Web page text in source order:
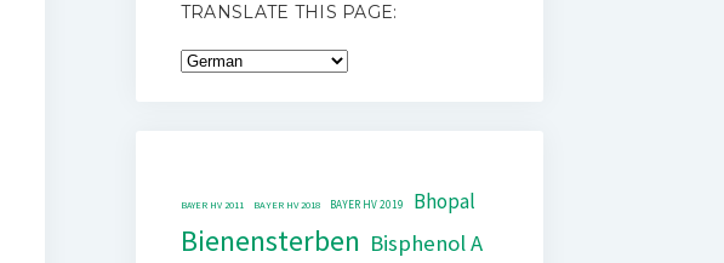
TRANSLATE THIS PAGE:
BAYER HV 2011 BAYER HV 2018 BAYER HV 2019 Bhopal
Bienensterben Bisphenol A